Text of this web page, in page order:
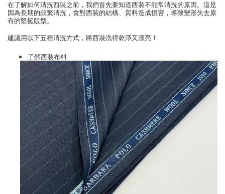
在了解如何清洗西裝之前，我們首先要知道西裝不能常清洗的原因。這是
因為長期的頻繁清洗，會對西裝的結構、質料造成損害，導致變形失去原
有的堅挺版型。
建議用以下五種清洗方式，將西裝洗得乾淨又漂亮！
了解西裝布料